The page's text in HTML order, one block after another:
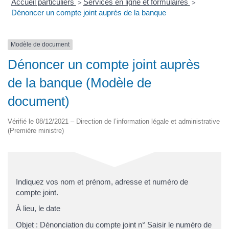
Accueil particuliers > Services en ligne et formulaires >
Dénoncer un compte joint auprès de la banque
Modèle de document
Dénoncer un compte joint auprès
de la banque (Modèle de
document)
Vérifié le 08/12/2021 – Direction de l’information légale et administrative
(Première ministre)
Indiquez vos nom et prénom, adresse et numéro de
compte joint.
À lieu, le date
Objet : Dénonciation du compte joint n° Saisir le numéro de